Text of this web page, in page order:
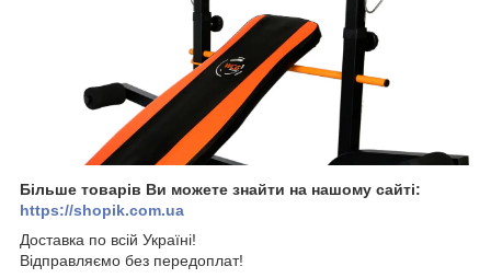
Більше товарів Ви можете знайти на нашому сайті:
https://shopik.com.ua
Доставка по всій Україні!
Відправляємо без передоплат!